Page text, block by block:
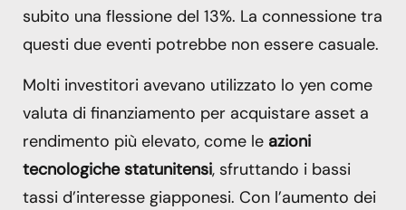
subito una flessione del 13%. La connessione tra
questi due eventi potrebbe non essere casuale.
Molti investitori avevano utilizzato lo yen come
valuta di finanziamento per acquistare asset a
rendimento più elevato, come le azioni
tecnologiche statunitensi, sfruttando i bassi
tassi d’interesse giapponesi. Con l’aumento dei